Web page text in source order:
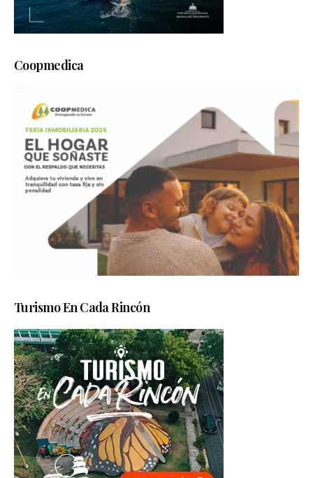
Coopmedica
Turismo En Cada Rincón